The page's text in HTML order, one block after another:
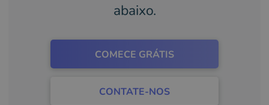
abaixo.
COMECE GRÁTIS
CONTATE-NOS